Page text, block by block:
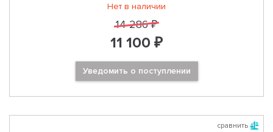
Нет в наличии
14 286 ₽
11 100 ₽
Уведомить о поступлении
сравнить